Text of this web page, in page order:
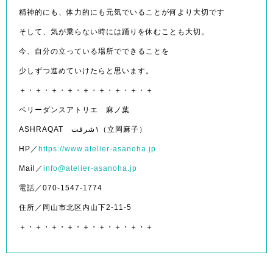
精神的にも、体力的にも元気でいることが何より大切です
そして、気が乗らない時には踊りを休むことも大切。
今、自分の立っている場所でできることを
少しずつ進めていけたらと思います。
＋・＋・＋・＋・＋・＋・＋・＋・＋
ベリーダンスアトリエ 麻ノ葉
ASHRAQAT ١شرقت（立岡麻子）
HP／ https://www.atelier-asanoha.jp
Mail／ info@atelier-asanoha.jp
電話／070-1547-1774
住所／岡山市北区内山下2-11-5
＋・＋・＋・＋・＋・＋・＋・＋・＋